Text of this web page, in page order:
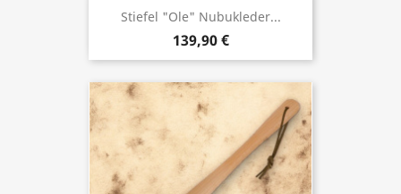
Stiefel "Ole" Nubukleder...
139,90 €